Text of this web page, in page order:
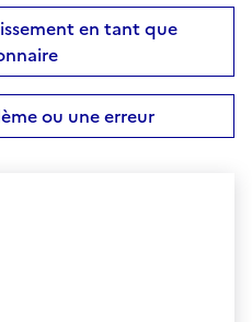
en tant que
ou une erreur